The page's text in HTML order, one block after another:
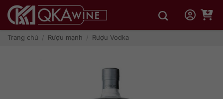
qua
dungTrang chủ / Rượu mạnh / Rượu Vodka